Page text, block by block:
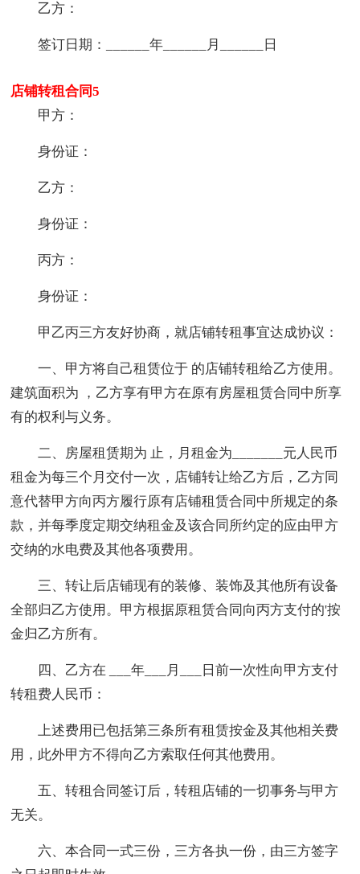
乙方：
签订日期：______年______月______日
店铺转租合同5
甲方：
身份证：
乙方：
身份证：
丙方：
身份证：
甲乙丙三方友好协商，就店铺转租事宜达成协议：
一、甲方将自己租赁位于 的店铺转租给乙方使用。
建筑面积为 ，乙方享有甲方在原有房屋租赁合同中所享
有的权利与义务。
二、房屋租赁期为 止，月租金为_______元人民币
租金为每三个月交付一次，店铺转让给乙方后，乙方同
意代替甲方向丙方履行原有店铺租赁合同中所规定的条
款，并每季度定期交纳租金及该合同所约定的应由甲方
交纳的水电费及其他各项费用。
三、转让后店铺现有的装修、装饰及其他所有设备
全部归乙方使用。甲方根据原租赁合同向丙方支付的'按
金归乙方所有。
四、乙方在 ___年___月___日前一次性向甲方支付
转租费人民币：
上述费用已包括第三条所有租赁按金及其他相关费
用，此外甲方不得向乙方索取任何其他费用。
五、转租合同签订后，转租店铺的一切事务与甲方
无关。
六、本合同一式三份，三方各执一份，由三方签字